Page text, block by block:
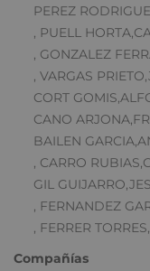
PEREZ
, PUELL
, GONZALEZ
, VARGAS
CORT
CANO
BAILEN
, CARRO
GIL
, FERNANDEZ
, FERRER
Compañías